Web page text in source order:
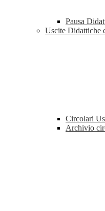
Pausa
Uscite Didattiche
Circolari
Archivio